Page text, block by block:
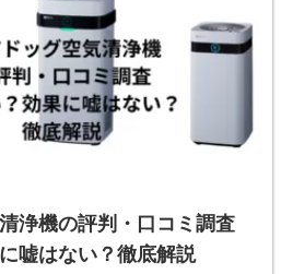
浄機の評判・口コミ調査
嘘はない？徹底解説